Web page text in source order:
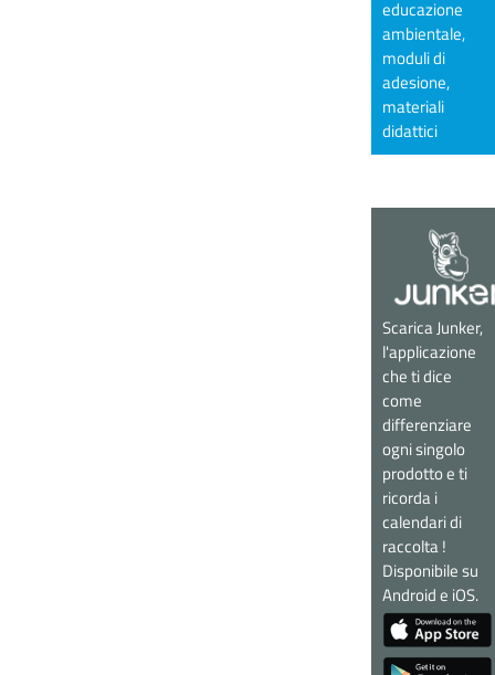
educazione
ambientale,
moduli di
adesione,
materiali
didattici
Scarica Junker,
l'applicazione
che ti dice
come
differenziare
ogni singolo
prodotto e ti
ricorda i
calendari di
raccolta !
Disponibile su
Android e iOS.